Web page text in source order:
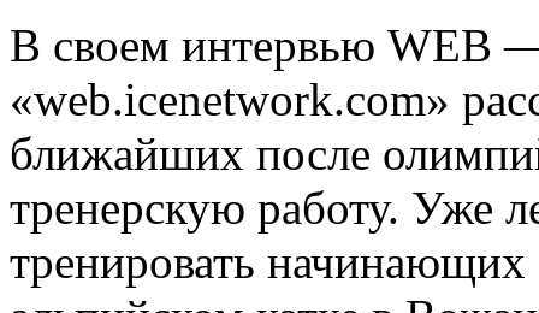
В своем интервью WEB
«web.icenetwork.com»
ближайших после
тренерскую работу. Уже
тренировать